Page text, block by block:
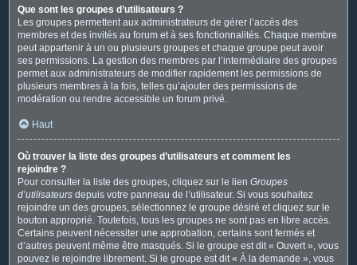
Que sont les groupes d’utilisateurs ?
Les groupes permettent aux administrateurs de gérer l’accès des
membres et des invités au forum et à ses fonctionnalités. Chaque membre
peut appartenir à un ou plusieurs groupes et chaque groupe peut avoir
ses permissions. La gestion des membres par l’intermédiaire des groupes
permet aux administrateurs de modifier rapidement les permissions de
plusieurs membres à la fois, telles qu’ajouter des permissions de
modération ou rendre accessible un forum privé.
Haut
Où trouver la liste des groupes d’utilisateurs et comment les
rejoindre ?
Pour consulter la liste des groupes, cliquez sur le lien Groupes
d’utilisateurs depuis votre panneau de l’utilisateur. Si vous souhaitez
rejoindre un des groupes, sélectionnez le groupe désiré et cliquez sur le
bouton approprié. Toutefois, tous les groupes ne sont pas en libre accès.
Certains peuvent nécessiter une approbation, certains sont fermés et
d’autres peuvent même être masqués. Si le groupe est dit « Ouvert », vous
pouvez le rejoindre librement. Si le groupe est dit « À la demande », vous